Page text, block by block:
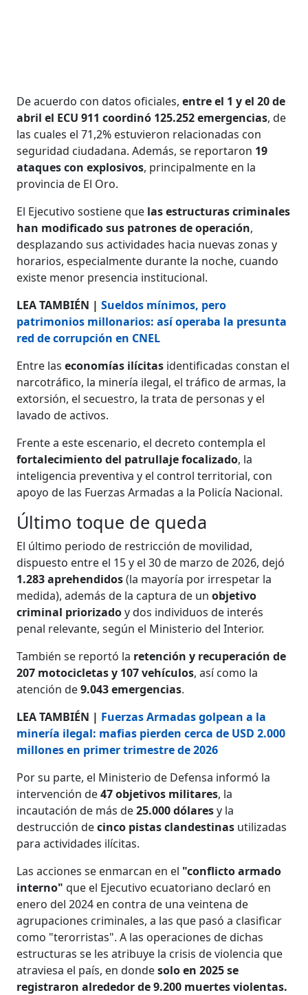
De acuerdo con datos oficiales,entre el 1 y el 20 de
abril el ECU 911 coordinó 125.252 emergencias, de
las cuales el 71,2% estuvieron relacionadas con
seguridad ciudadana. Además, se reportaron 19
ataques con explosivos, principalmente en la
provincia de El Oro.
El Ejecutivo sostiene que las estructuras criminales
han modificado sus patrones de operación,
desplazando sus actividades hacia nuevas zonas y
horarios, especialmente durante la noche, cuando
existe menor presencia institucional.
LEA TAMBIÉN |Sueldos mínimos, pero
patrimonios millonarios: así operaba la presunta
red de corrupción en CNEL
Entre laseconomías ilícitas identificadas constan el
narcotráfico, la minería ilegal, el tráfico de armas, la
extorsión, el secuestro, la trata de personas y el
lavado de activos.
Frente a este escenario, el decreto contempla el
fortalecimiento del patrullaje focalizado, la
inteligencia preventiva y el control territorial, con
apoyo de las Fuerzas Armadas a la Policía Nacional.
Último toque de queda
El último periodo de restricción de movilidad,
dispuesto entre el 15 y el 30 de marzo de 2026, dejó
1.283 aprehendidos(la mayoría por irrespetar la
medida), además de la captura de unobjetivo
criminal priorizadoy dos individuos de interés
penal relevante, según el Ministerio del Interior.
También se reportó la retención y recuperación de
207 motocicletas y 107 vehículos, así como la
atención de9.043 emergencias.
LEA TAMBIÉN | Fuerzas Armadas golpean a la
minería ilegal: mafias pierden cerca de USD 2.000
millones en primer trimestre de 2026
Por su parte, el Ministerio de Defensa informó la
intervención de47 objetivos militares, la
incautación de más de25.000 dólaresy la
destrucción decinco pistas clandestinas utilizadas
para actividades ilícitas.
Las acciones se enmarcan en el "conflicto armado
interno"que el Ejecutivo ecuatoriano declaró en
enero del 2024 en contra de una veintena de
agrupaciones criminales, a las que pasó a clasificar
como "terorristas". A las operaciones de dichas
estructuras se les atribuye la crisis de violencia que
atraviesa el país, en dondesolo en 2025 se
registraron alrededor de 9.200 muertes violentas.